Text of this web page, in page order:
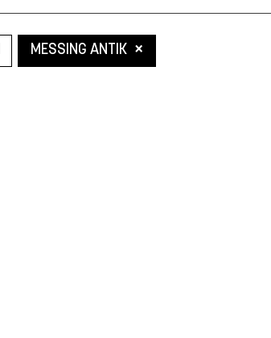
MESSING ANTIK ×